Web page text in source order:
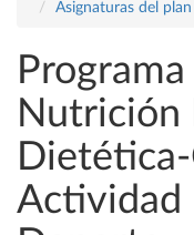
Asignaturas del
Nutrición
Actividad